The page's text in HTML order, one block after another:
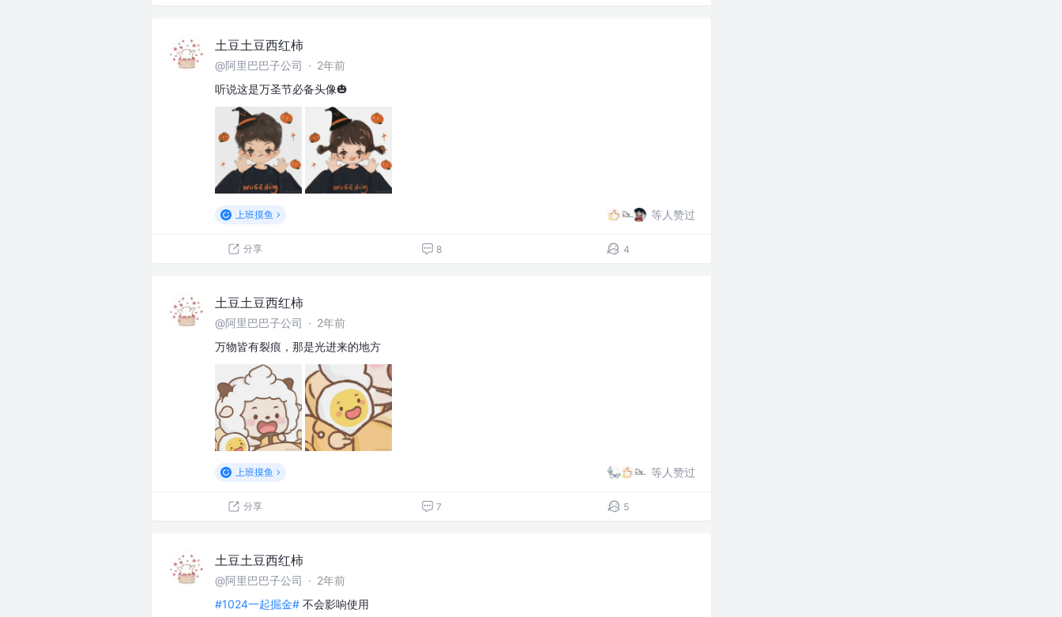
土豆土豆西红柿
@阿里巴巴子公司 · 2年前
听说这是万圣节必备头像🎃
上班摸鱼 等人赞过
分享 8 4
土豆土豆西红柿
@阿里巴巴子公司 · 2年前
万物皆有裂痕，那是光进来的地方
上班摸鱼 等人赞过
分享 7 5
土豆土豆西红柿
@阿里巴巴子公司 · 2年前
#1024一起掘金# 不会影响使用